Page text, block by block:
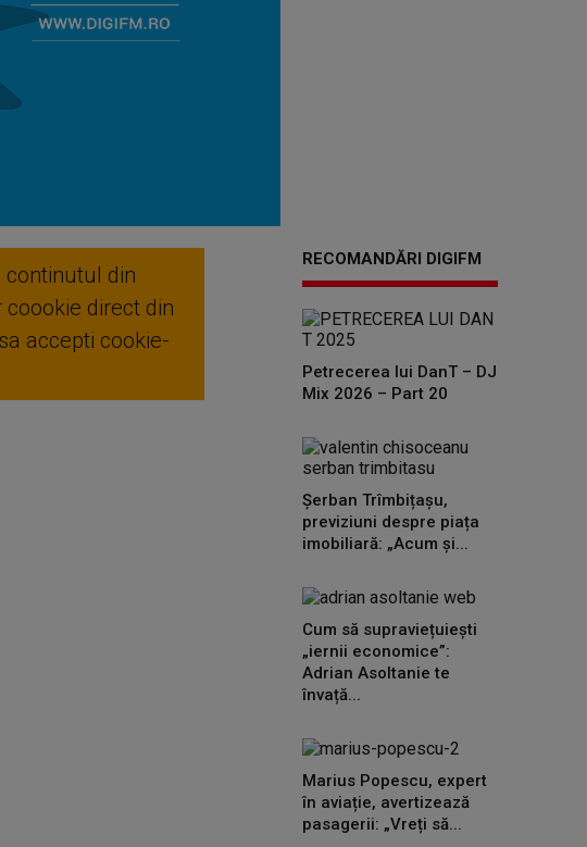
din
direct din
accepti cookie-
RECOMANDĂRI DIGIFM
Petrecerea lui DanT – DJ
Mix 2026 – Part 20
Șerban Trîmbițașu,
previziuni despre piața
imobiliară: „Acum și...
Cum să supraviețuiești
„iernii economice”:
Adrian Asoltanie te
învață...
Marius Popescu, expert
în aviație, avertizează
pasagerii: „Vreți să...